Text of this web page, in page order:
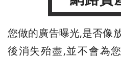
您做的廣告曝光,是否像
後消失殆盡,並不會為